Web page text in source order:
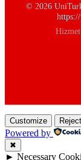
© 2026
Hizmet
Customize
Powered by
✖
► Necessary